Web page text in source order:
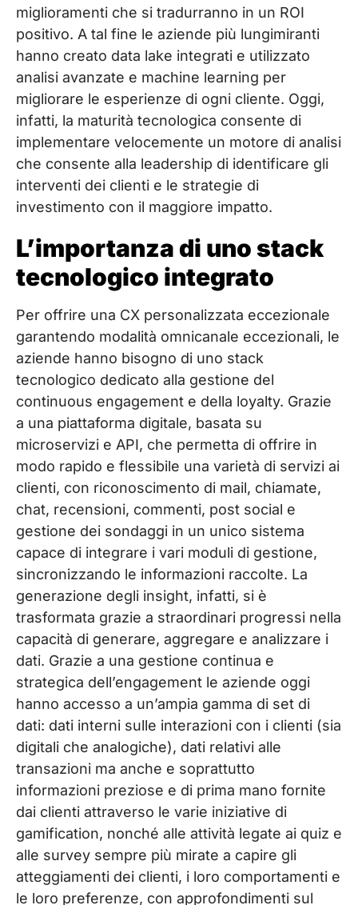
miglioramenti che si tradurranno in un ROI
positivo. A tal fine le aziende più lungimiranti
hanno creato data lake integrati e utilizzato
analisi avanzate e machine learning per
migliorare le esperienze di ogni cliente. Oggi,
infatti, la maturità tecnologica consente di
implementare velocemente un motore di analisi
che consente alla leadership di identificare gli
interventi dei clienti e le strategie di
investimento con il maggiore impatto.
L’importanza di uno stack
tecnologico integrato
Per offrire una CX personalizzata eccezionale
garantendo modalità omnicanale eccezionali, le
aziende hanno bisogno di uno stack
tecnologico dedicato alla gestione del
continuous engagement e della loyalty. Grazie
a una piattaforma digitale, basata su
microservizi e API, che permetta di offrire in
modo rapido e flessibile una varietà di servizi ai
clienti, con riconoscimento di mail, chiamate,
chat, recensioni, commenti, post social e
gestione dei sondaggi in un unico sistema
capace di integrare i vari moduli di gestione,
sincronizzando le informazioni raccolte. La
generazione degli insight, infatti, si è
trasformata grazie a straordinari progressi nella
capacità di generare, aggregare e analizzare i
dati. Grazie a una gestione continua e
strategica dell’engagement le aziende oggi
hanno accesso a un’ampia gamma di set di
dati: dati interni sulle interazioni con i clienti (sia
digitali che analogiche), dati relativi alle
transazioni ma anche e soprattutto
informazioni preziose e di prima mano fornite
dai clienti attraverso le varie iniziative di
gamification, nonché alle attività legate ai quiz e
alle survey sempre più mirate a capire gli
atteggiamenti dei clienti, i loro comportamenti e
le loro preferenze, con approfondimenti sul